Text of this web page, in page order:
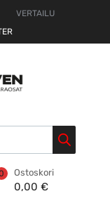
VERTAILU
Ostoskori
0,00 €